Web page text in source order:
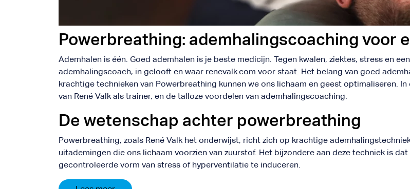
Powerbreathing: ademhalingscoaching voor
Ademhalen is één. Goed ademhalen is je beste medicijn. Tegen kwalen, ziektes, stress en
ademhalingscoach, in gelooft en waar renevalk.com voor staat. Het belang van goed
krachtige technieken van Powerbreathing kunnen we ons lichaam en geest optimaliseren.
van René Valk als trainer, en de talloze voordelen van ademhalingscoaching.
De wetenschap achter powerbreathing
Powerbreathing, zoals René Valk het onderwijst, richt zich op krachtige
uitademingen die ons lichaam voorzien van zuurstof. Het bijzondere aan deze techniek is
gecontroleerde vorm van stress of hyperventilatie te induceren.